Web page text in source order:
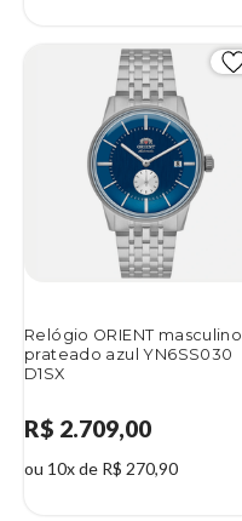
Relógio ORIENT masculino
prateado azul YN6SS030
D1SX
R$ 2.709,00
ou 10x de R$ 270,90